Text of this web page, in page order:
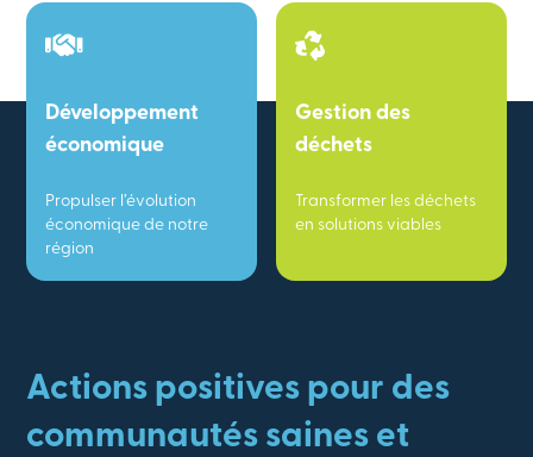
Développement
économique
Propulser l’évolution
économique de notre
région
Gestion des
déchets
Transformer les déchets
en solutions viables
Actions positives pour des
communautés saines et